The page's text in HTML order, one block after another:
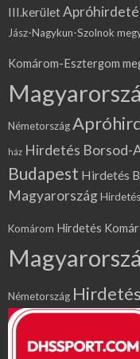
III.kerület
Jász-Nagykun-Szolnok
Komárom-Esztergom
Németország
ház Hirdetés Borsod-
Budapest Hirdetés
Magyarország
Komárom Hirdetés
Németország